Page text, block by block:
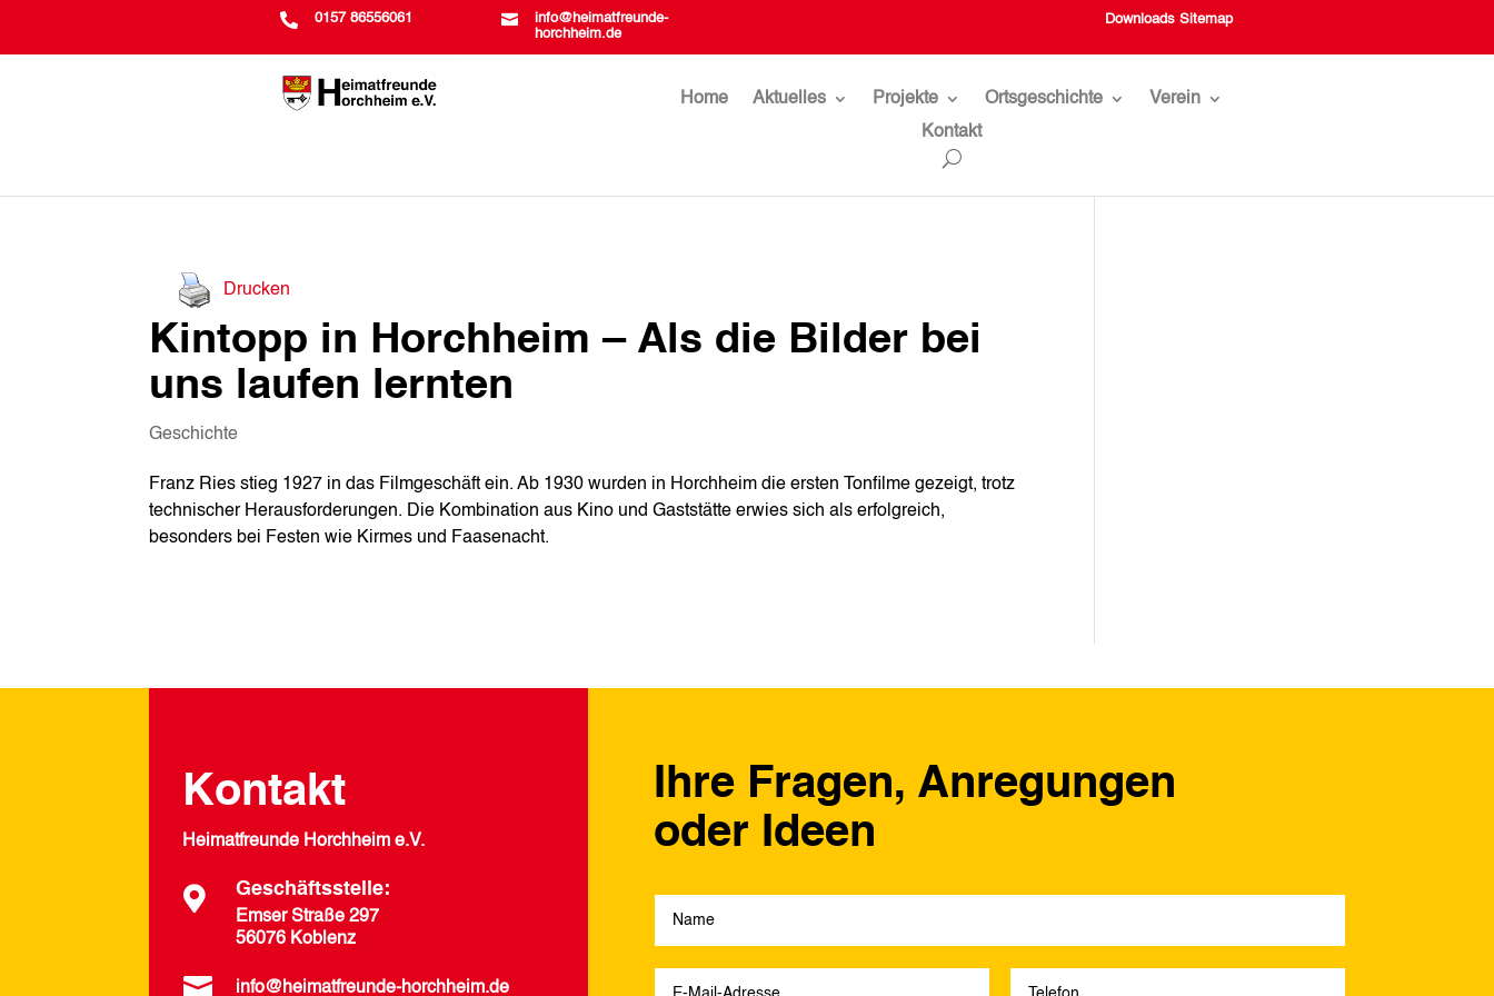
 0157 86556061 
info@heimatfreunde-
horchheim.de
Downloads Sitemap
Home Aktuelles Projekte Ortsgeschichte
Verein
Kontakt
Drucken
Kintopp in Horchheim – Als die Bilder bei
uns laufen lernten
Geschichte
Franz Ries stieg 1927 in das Filmgeschäft ein. Ab 1930 wurden in Horchheim die ersten Tonfilme gezeigt, trotz
technischer Herausforderungen. Die Kombination aus Kino und Gaststätte erwies sich als erfolgreich,
besonders bei Festen wie Kirmes und Faasenacht.
Kontakt
Heimatfreunde Horchheim e.V.
 Geschäftsstelle:
Emser Straße 297
56076 Koblenz
 info@heimatfreunde-horchheim.de
Ihre Fragen, Anregungen
oder Ideen